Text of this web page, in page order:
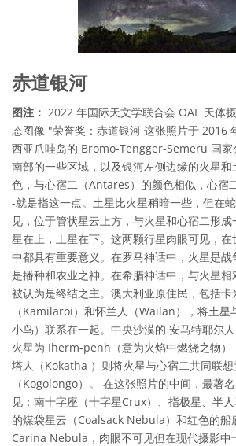
赤道银河
图注： 2022 年国际天文学联合会 OAE 天体
态图像 "荣誉奖：赤道银河 这张照片于 2016
西亚爪哇岛的 Bromo-Tengger-Semeru 国家
南部的一些区域，以及银河左侧边缘的火星
色，与心宿二（Antares）的颜色相似，心宿
-就是指这一点。土星比火星稍暗一些，但在
见，位于管状星云上方，与火星和心宿二形
星在上，土星在下。这两颗行星肉眼可见，
中都具有重要意义。在罗马神话中，火星是
是播种和农业之神。在希腊神话中，与火星
被认为是终结之主。澳大利亚原住民，包括卡
（Kamilaroi）和怀兰人（Wailan），将土
小鸟）联系在一起。中央沙漠的 安马特耶尔
火星为 Iherm-penh（意为火焰中燃烧之物）
塔人（Kokatha ）则将火星与心宿二共同联
（Kogolongo）。 在这张照片的中间，最著
见：南十字座（十字星Crux）、指极星、半
的煤袋星云（Coalsack Nebula）和红色的船
Carina Nebula，肉眼不可见但在现代摄影中